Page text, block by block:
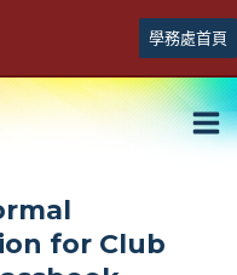
學務處首頁
for Club